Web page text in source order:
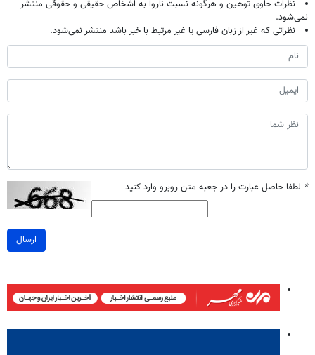
نظرات حاوی توهین و هرگونه نسبت ناروا به اشخاص حقیقی و حقوقی منتشر
نمی‌شود.
نظراتی که غیر از زبان فارسی یا غیر مرتبط با خبر باشد منتشر نمی‌شود.
* لطفا حاصل عبارت را در جعبه متن روبرو وارد کنید
ارسال